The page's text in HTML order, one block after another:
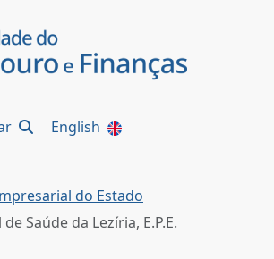
English
do Estado
Saúde da Lezíria, E.P.E.